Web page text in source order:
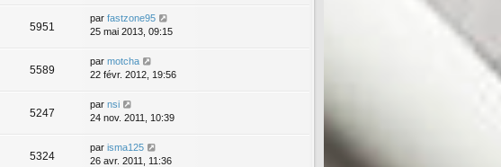
5951
par fastzone95
25 mai 2013, 09:15
5589
par motcha
22 févr. 2012, 19:56
5247
par nsi
24 nov. 2011, 10:39
5324
par isma125
26 avr. 2011, 11:36